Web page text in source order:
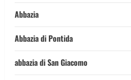
Abbazia
Abbazia di Pontida
abbazia di San Giacomo